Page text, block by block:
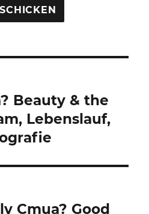
Beauty & the
Lebenslauf,
Cmua? Good